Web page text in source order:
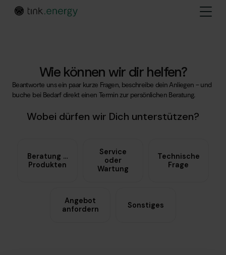
Wie können wir dir helfen?
Beantworte uns ein paar kurze Fragen, beschreibe dein Anliegen – und
buche bei Bedarf direkt einen Termin zur persönlichen Beratung.